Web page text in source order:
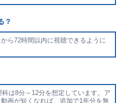
？
ら72時間以内に視聴できるように
は8分～12分を想定しています。ア
画が短くなれば、追加で1年分を無